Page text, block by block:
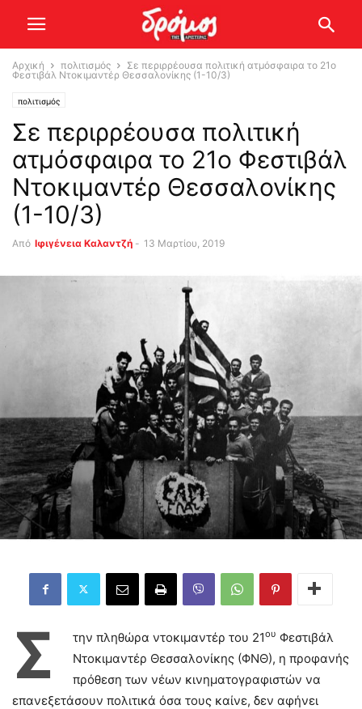
Αρχική πολιτισμός
Σε περιρρέουσα πολιτική ατμόσφαιρα το 21ο
Φεστιβάλ Ντοκιμαντέρ Θεσσαλονίκης (1-10/3)
πολιτισμός
Σε περιρρέουσα πολιτική
ατμόσφαιρα το 21ο Φεστιβάλ
Ντοκιμαντέρ Θεσσαλονίκης
(1-10/3)
Από Ιφιγένεια Καλαντζή - 13 Μαρτίου, 2019
Σ την πληθώρα ντοκιμαντέρ του 21ου Φεστιβάλ
Ντοκιμαντέρ Θεσσαλονίκης (ΦΝΘ), η προφανής
πρόθεση των νέων κινηματογραφιστών να
επανεξετάσουν πολιτικά όσα τους καίνε, δεν αφήνει